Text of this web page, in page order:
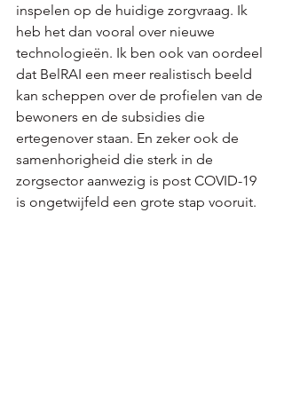
inspelen op de huidige zorgvraag. Ik
heb het dan vooral over nieuwe
technologieën. Ik ben ook van oordeel
dat BelRAI een meer realistisch beeld
kan scheppen over de profielen van de
bewoners en de subsidies die
ertegenover staan. En zeker ook de
samenhorigheid die sterk in de
zorgsector aanwezig is post COVID-19
is ongetwijfeld een grote stap vooruit.